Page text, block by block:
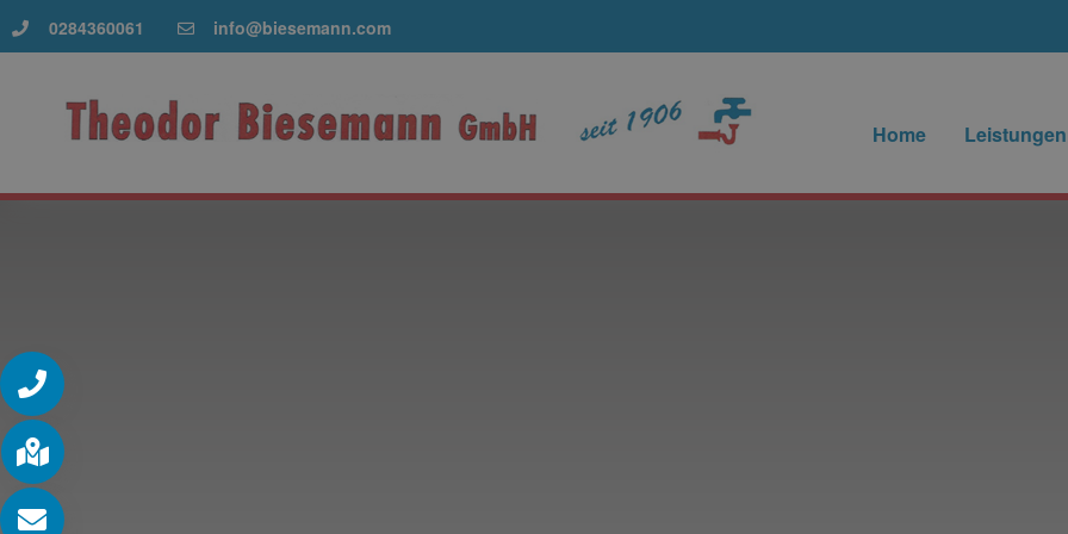
0284360061 info@biesemann.com
Home Leistungen